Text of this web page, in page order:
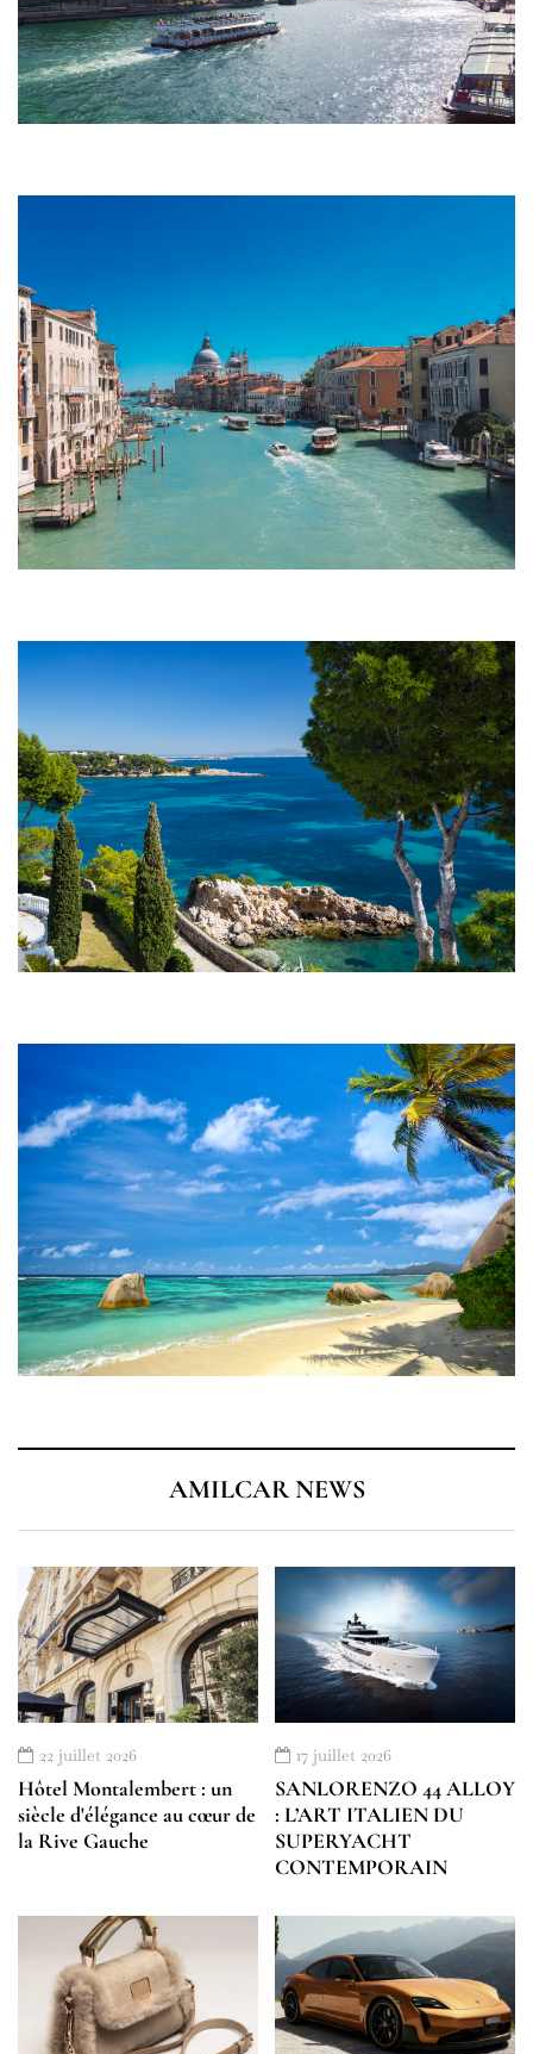
AMILCAR NEWS
22 juillet 2026
Hôtel Montalembert : un
siècle d'élégance au cœur de
la Rive Gauche
17 juillet 2026
SANLORENZO 44 ALLOY
: L’ART ITALIEN DU
SUPERYACHT
CONTEMPORAIN